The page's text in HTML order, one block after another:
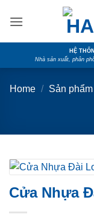
HỆ
Nhà sản xuất, phân
Home / Sản phẩm
Cửa Nhựa